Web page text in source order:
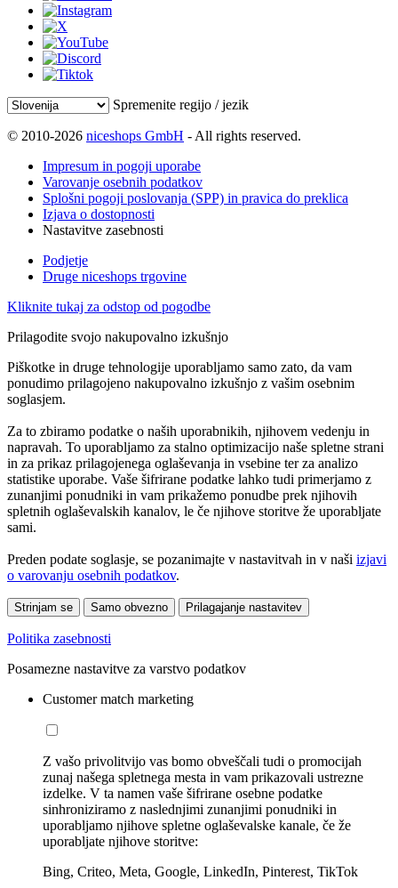
Spremenite regijo / jezik
© 2010-2026 niceshops GmbH - All rights reserved.
Impresum in pogoji uporabe
Varovanje osebnih podatkov
Splošni pogoji poslovanja (SPP) in pravica do preklica
Izjava o dostopnosti
Nastavitve zasebnosti
Podjetje
Druge niceshops trgovine
Kliknite tukaj za odstop od pogodbe
Prilagodite svojo nakupovalno izkušnjo
Piškotke in druge tehnologije uporabljamo samo zato, da vam
ponudimo prilagojeno nakupovalno izkušnjo z vašim osebnim
soglasjem.
Za to zbiramo podatke o naših uporabnikih, njihovem vedenju in
napravah. To uporabljamo za stalno optimizacijo naše spletne strani
in za prikaz prilagojenega oglaševanja in vsebine ter za analizo
statistike uporabe. Vaše šifrirane podatke lahko tudi primerjamo z
zunanjimi ponudniki in vam prikažemo ponudbe prek njihovih
spletnih oglaševalskih kanalov, le če njihove storitve že uporabljate
sami.
Preden podate soglasje, se pozanimajte v nastavitvah in v naši izjavi
o varovanju osebnih podatkov.
Strinjam se Samo obvezno Prilagajanje nastavitev
Politika zasebnosti
Posamezne nastavitve za varstvo podatkov
Customer match marketing
Z vašo privolitvijo vas bomo obveščali tudi o promocijah
zunaj našega spletnega mesta in vam prikazovali ustrezne
izdelke. V ta namen vaše šifrirane osebne podatke
sinhroniziramo z naslednjimi zunanjimi ponudniki in
uporabljamo njihove spletne oglaševalske kanale, če že
uporabljate njihove storitve:
Bing, Criteo, Meta, Google, LinkedIn, Pinterest, TikTok